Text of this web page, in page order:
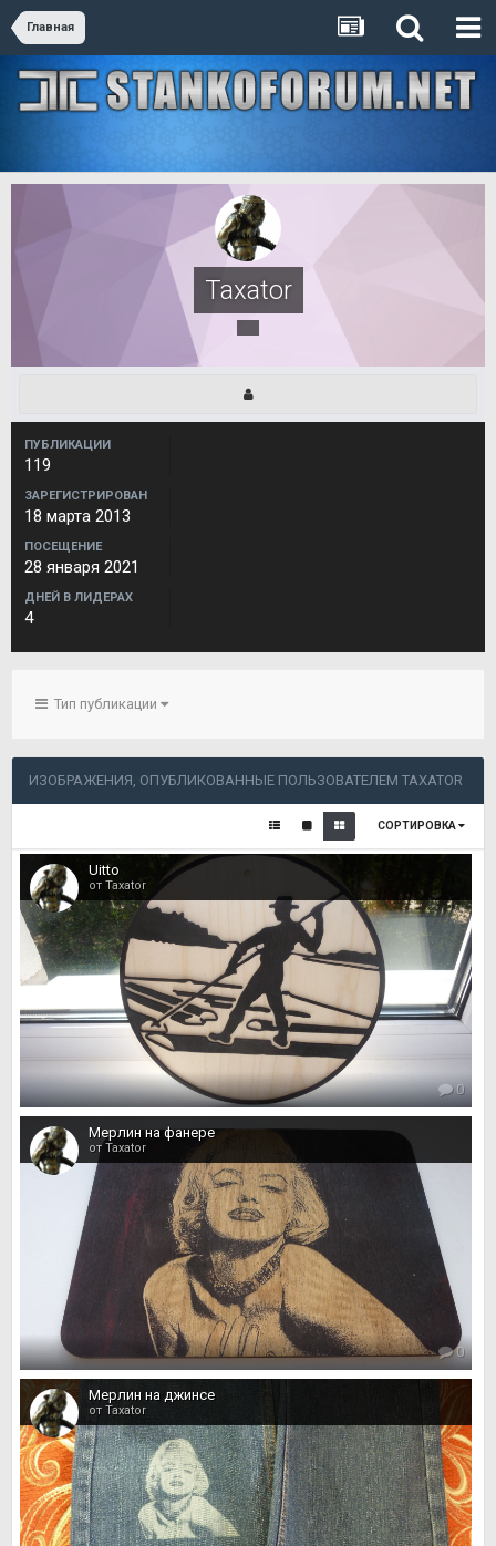
Главная
Taxator
ПУБЛИКАЦИИ
119
ЗАРЕГИСТРИРОВАН
18 марта 2013
ПОСЕЩЕНИЕ
28 января 2021
ДНЕЙ В ЛИДЕРАХ
4
Тип публикации
ИЗОБРАЖЕНИЯ, ОПУБЛИКОВАННЫЕ ПОЛЬЗОВАТЕЛЕМ TAXATOR
СОРТИРОВКА
Uitto
от Taxator
0
Мерлин на фанере
от Taxator
0
Мерлин на джинсе
от Taxator